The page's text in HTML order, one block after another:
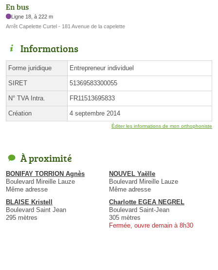
En bus
Ligne 18, à 222 m
Arrêt Capelette Curtel - 181 Avenue de la capelette
Informations
Forme juridique Entrepreneur individuel
SIRET 51369583300055
N° TVA Intra. FR11513695833
Création 4 septembre 2014
Éditer les informations de mon orthophoniste
À proximité
BONIFAY TORRION Agnès
Boulevard Mireille Lauze
Même adresse
NOUVEL Yaëlle
Boulevard Mireille Lauze
Même adresse
BLAISE Kristell
Boulevard Saint Jean
295 mètres
Charlotte EGEA NEGREL
Boulevard Saint-Jean
305 mètres
Fermée, ouvre demain à 8h30